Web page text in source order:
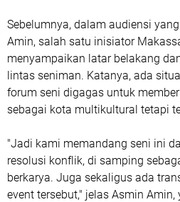
Sebelumnya, dalam audiensi
Amin, salah satu inisiator
menyampaikan latar belakang
lintas seniman. Katanya, ada
forum seni digagas untuk
sebagai kota multikultural tetapi
"Jadi kami memandang seni ini
resolusi konflik, di samping
berkarya. Juga sekaligus ada
event tersebut," jelas Asmin